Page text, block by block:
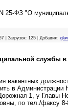
25-ФЗ "О
|Загрузок: 125 |Добавил:
службы
в Администрации
1, у Главы
по тел./факсу 8-